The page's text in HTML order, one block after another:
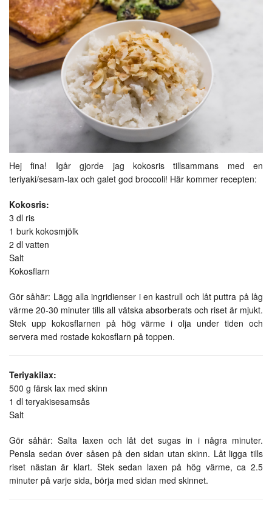
Hej fina! Igår gjorde jag kokosris tillsammans med en
teriyaki/sesam-lax och galet god broccoli! Här kommer recepten:
Kokosris:
3 dl ris
1 burk kokosmjölk
2 dl vatten
Salt
Kokosflarn
Gör såhär: Lägg alla ingridienser i en kastrull och låt puttra på låg
värme 20-30 minuter tills all vätska absorberats och riset är mjukt.
Stek upp kokosflarnen på hög värme i olja under tiden och
servera med rostade kokosflarn på toppen.
Teriyakilax:
500 g färsk lax med skinn
1 dl teryakisesamsås
Salt
Gör såhär: Salta laxen och låt det sugas in i några minuter.
Pensla sedan över såsen på den sidan utan skinn. Låt ligga tills
riset nästan är klart. Stek sedan laxen på hög värme, ca 2.5
minuter på varje sida, börja med sidan med skinnet.